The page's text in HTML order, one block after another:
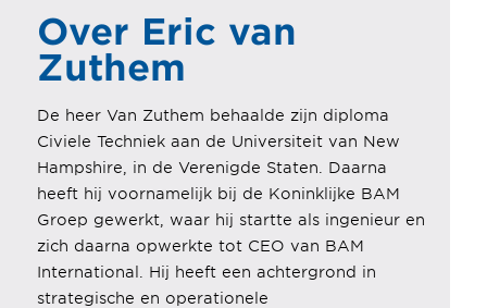
Over Eric van
Zuthem
De heer Van Zuthem behaalde zijn diploma
Civiele Techniek aan de Universiteit van New
Hampshire, in de Verenigde Staten. Daarna
heeft hij voornamelijk bij de Koninklijke BAM
Groep gewerkt, waar hij startte als ingenieur en
zich daarna opwerkte tot CEO van BAM
International. Hij heeft een achtergrond in
strategische en operationele